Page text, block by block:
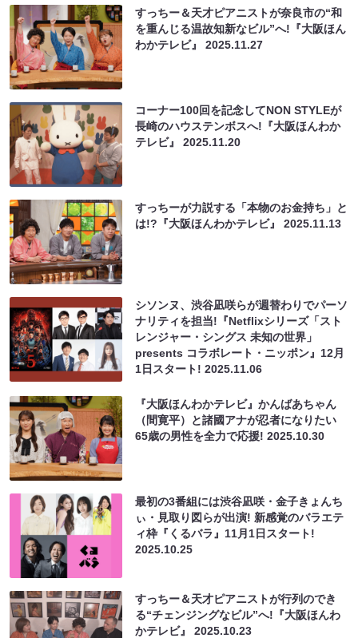
すっちー＆天才ピアニストが奈良市の“和
を重んじる温故知新なビル”へ!『大阪ほん
わかテレビ』2025.11.27
コーナー100回を記念してNON STYLEが
長崎のハウステンボスへ!『大阪ほんわか
テレビ』2025.11.20
すっちーが力説する「本物のお金持ち」と
は!?『大阪ほんわかテレビ』2025.11.13
シソンヌ、渋谷凪咲らが週替わりでパーソ
ナリティを担当!『Netflixシリーズ「スト
レンジャー・シングス 未知の世界」
presents コラボレート・ニッポン』12月
1日スタート!2025.11.06
『大阪ほんわかテレビ』かんばあちゃん
（間寛平）と諸國アナが忍者になりたい
65歳の男性を全力で応援!2025.10.30
最初の3番組には渋谷凪咲・金子きょんち
ぃ・見取り図らが出演! 新感覚のバラエテ
ィ枠『くるバラ』11月1日スタート!
2025.10.25
すっちー＆天才ピアニストが行列のでき
る“チェンジングなビル”へ!『大阪ほんわ
かテレビ』2025.10.23